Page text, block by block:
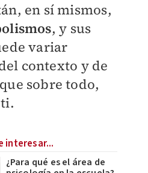
en sí mismos,
, y sus
variar
contexto y de
sobre todo,
interesar...
¿Para qué es el área de